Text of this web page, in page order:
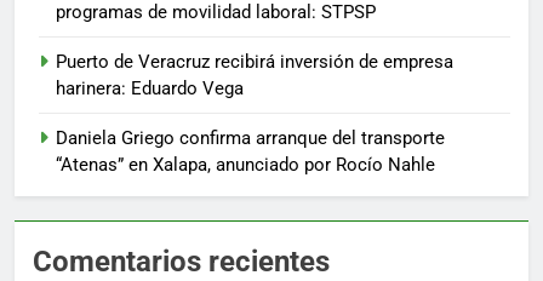
programas de movilidad laboral: STPSP
Puerto de Veracruz recibirá inversión de empresa
harinera: Eduardo Vega
Daniela Griego confirma arranque del transporte
“Atenas” en Xalapa, anunciado por Rocío Nahle
Comentarios recientes